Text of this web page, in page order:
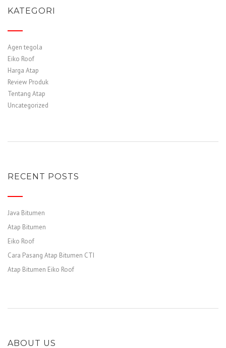
KATEGORI
Agen tegola
Eiko Roof
Harga Atap
Review Produk
Tentang Atap
Uncategorized
RECENT POSTS
Java Bitumen
Atap Bitumen
Eiko Roof
Cara Pasang Atap Bitumen CTI
Atap Bitumen Eiko Roof
ABOUT US